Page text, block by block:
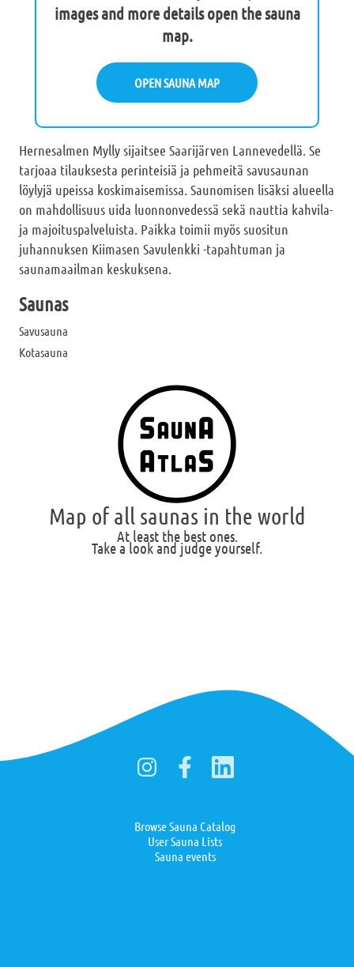
images and more details open the sauna
map.
OPEN SAUNA MAP
Hernesalmen Mylly sijaitsee Saarijärven Lannevedellä. Se
tarjoaa tilauksesta perinteisiä ja pehmeitä savusaunan
löylyjä upeissa koskimaisemissa. Saunomisen lisäksi alueella
on mahdollisuus uida luonnonvedessä sekä nauttia kahvila-
ja majoituspalveluista. Paikka toimii myös suositun
juhannuksen Kiimasen Savulenkki -tapahtuman ja
saunamaailman keskuksena.
Saunas
Savusauna
Kotasauna
Map of all saunas in the world
At least the best ones.
Take a look and judge yourself.
Browse Sauna Catalog
User Sauna Lists
Sauna events